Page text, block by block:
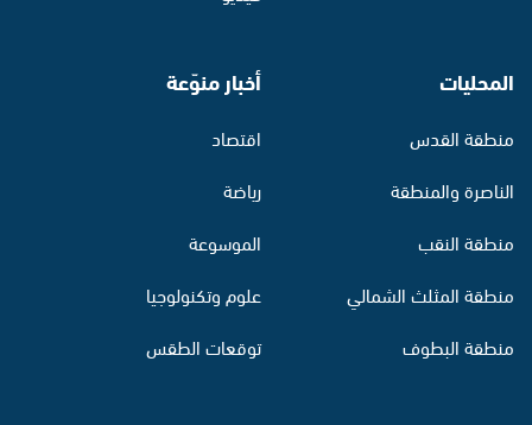
المحليات
منطقة القدس
الناصرة والمنطقة
منطقة النقب
منطقة المثلث الشمالي
منطقة البطوف
أخبار منوّعة
اقتصاد
رياضة
الموسوعة
علوم وتكنولوجيا
توقعات الطقس